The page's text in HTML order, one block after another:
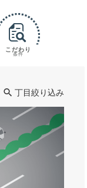
こだわり
条件
丁目絞り込み